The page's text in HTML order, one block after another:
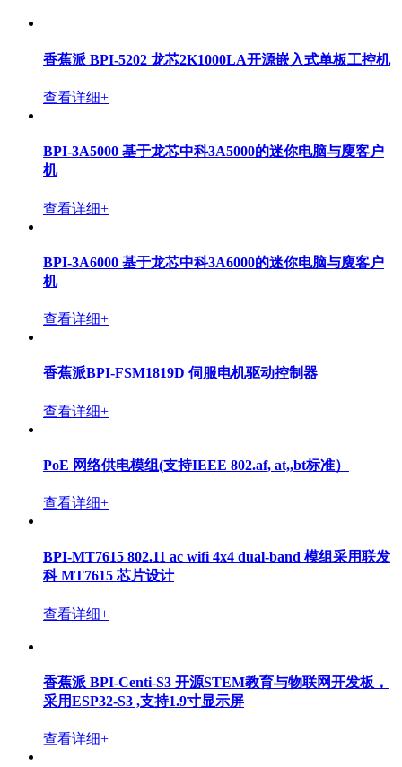
香蕉派 BPI-5202 龙芯2K1000LA开源嵌入式单板工控机
查看详细+
BPI-3A5000 基于龙芯中科3A5000的迷你电脑与廋客户
机
查看详细+
BPI-3A6000 基于龙芯中科3A6000的迷你电脑与廋客户
机
查看详细+
香蕉派BPI-FSM1819D 伺服电机驱动控制器
查看详细+
PoE 网络供电模组(支持IEEE 802.af, at,,bt标准）
查看详细+
BPI-MT7615 802.11 ac wifi 4x4 dual-band 模组采用联发
科 MT7615 芯片设计
查看详细+
香蕉派 BPI-Centi-S3 开源STEM教育与物联网开发板，
采用ESP32-S3 ,支持1.9寸显示屏
查看详细+